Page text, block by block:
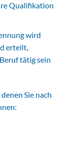
Qualifikation
wird
erteilt,
tätig sein
denen Sie nach